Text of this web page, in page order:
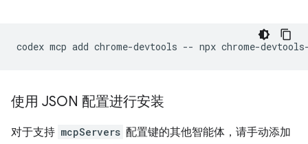
codex mcp add chrome-devtools -- npx
使用 JSON 配置进行安装
对于支持 mcpServers 配置键的其他智能体，请手动添加